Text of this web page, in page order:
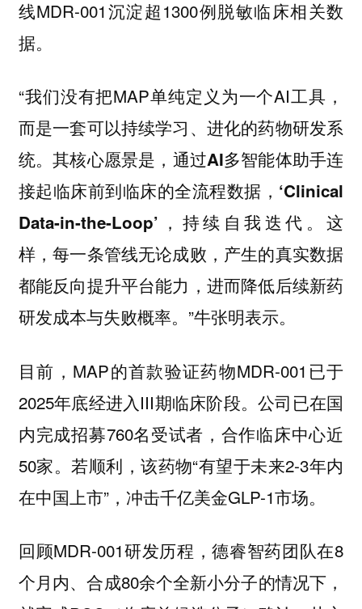
线MDR-001沉淀超1300例脱敏临床相关数
据。
“我们没有把MAP单纯定义为一个AI工具，
而是一套可以持续学习、进化的药物研发系
统。其核心愿景是， 通过AI多智能体助手连
接起临床前到临床的全流程数据，‘Clinical
Data-in-the-Loop’，持续自我迭代。这
样，每一条管线无论成败，产生的真实数据
都能反向提升平台能力，进而降低后续新药
研发成本与失败概率。”牛张明表示。
目前，MAP的首款验证药物MDR-001已于
2025年底经进入III期临床阶段。公司已在国
内完成招募760名受试者，合作临床中心近
50家。若顺利，该药物“有望于未来2-3年内
在中国上市”，冲击千亿美金GLP-1市场。
回顾MDR-001研发历程，德睿智药团队在8
个月内、合成80余个全新小分子的情况下，